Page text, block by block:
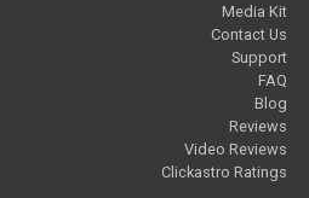
Media Kit
Contact Us
Support
FAQ
Blog
Reviews
Video Reviews
Clickastro Ratings